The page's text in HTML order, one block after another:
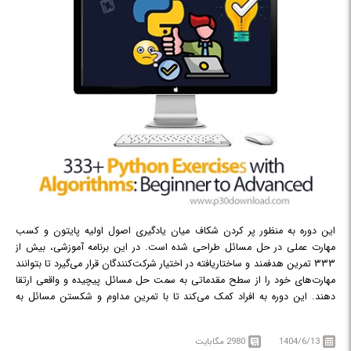
این دوره به منظور پر کردن شکاف میان یادگیری اصول اولیه پایتون و کسب
مهارت عملی در حل مسائل طراحی شده است. در این برنامه آموزشی، بیش از
۳۳۳ تمرین هدفمند و ساختاریافته در اختیار شرکت‌کنندگان قرار می‌گیرد تا بتوانند
مهارت‌های خود را از سطح مقدماتی به سمت حل مسائل پیچیده و واقعی ارتقا
دهند. این دوره به افراد کمک می‌کند تا با تمرین مداوم و شکستن مسائل به
زبان فراتر رفته و توانایی خود را در تفکر الگوریتمی و حل مسائل تقویت کنند. هر
1404/6/13 2980 مگابایت